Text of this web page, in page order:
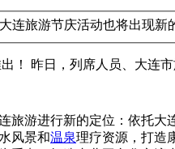
连旅游节庆活动也将出现
！ 昨日，列席人员、大连
游进行新的定位：依托大
风景和温泉理疗资源，打造